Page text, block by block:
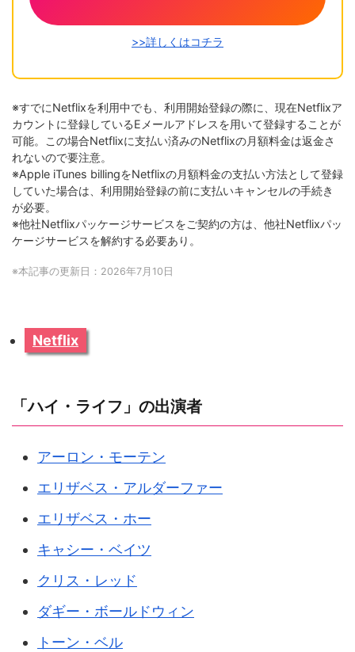
>>詳しくはコチラ
※すでにNetflixを利用中でも、利用開始登録の際に、現在Netflixア
カウントに登録しているEメールアドレスを用いて登録することが
可能。この場合Netflixに支払い済みのNetflixの月額料金は返金さ
れないので要注意。
※Apple iTunes billingをNetflixの月額料金の支払い方法として登録
していた場合は、利用開始登録の前に支払いキャンセルの手続き
が必要。
※他社Netflixパッケージサービスをご契約の方は、他社Netflixパッ
ケージサービスを解約する必要あり。
※本記事の更新日：2026年7月10日
Netflix
「ハイ・ライフ」の出演者
アーロン・モーテン
エリザベス・アルダーファー
エリザベス・ホー
キャシー・ベイツ
クリス・レッド
ダギー・ボールドウィン
トーン・ベル